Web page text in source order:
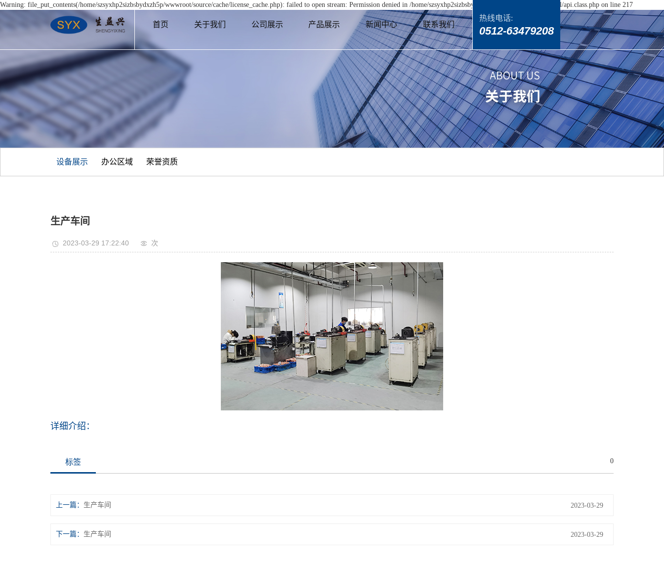
Warning: file_put_contents(/home/szsyxhp2sizbsbydxzh5p/wwwroot/source/cache/license_cache.php): failed to open stream: Permission denied in /home/szsyxhp2sizbsbydxzh5p/wwwroot/source/model/api.class.php on line 217
首页 关于我们 公司展示 产品展示 新闻中心 联系我们
热线电话:
0512-63479208
设备展示 办公区域 荣誉资质
生产车间
2023-03-29 17:22:40 次
详细介绍：
标签 0
上一篇： 生产车间 2023-03-29
下一篇： 生产车间 2023-03-29